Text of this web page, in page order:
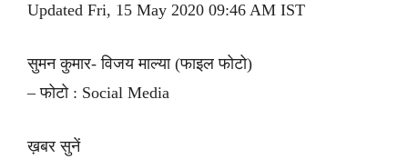
Updated Fri, 15 May 2020 09:46 AM IST
सुमन कुमार- विजय माल्या (फाइल फोटो)
– फोटो : Social Media
ख़बर सुनें